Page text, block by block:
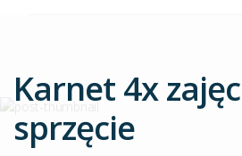
Karnet 4x
sprzęcie